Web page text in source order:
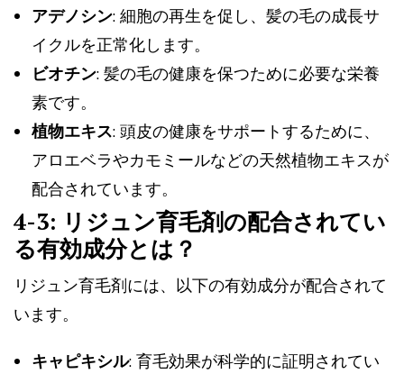
アデノシン: 細胞の再生を促し、髪の毛の成長サ
イクルを正常化します。
ビオチン: 髪の毛の健康を保つために必要な栄養
素です。
植物エキス: 頭皮の健康をサポートするために、
アロエベラやカモミールなどの天然植物エキスが
配合されています。
4-3: リジュン育毛剤の配合されてい
る有効成分とは？
リジュン育毛剤には、以下の有効成分が配合されて
います。
キャピキシル: 育毛効果が科学的に証明されてい